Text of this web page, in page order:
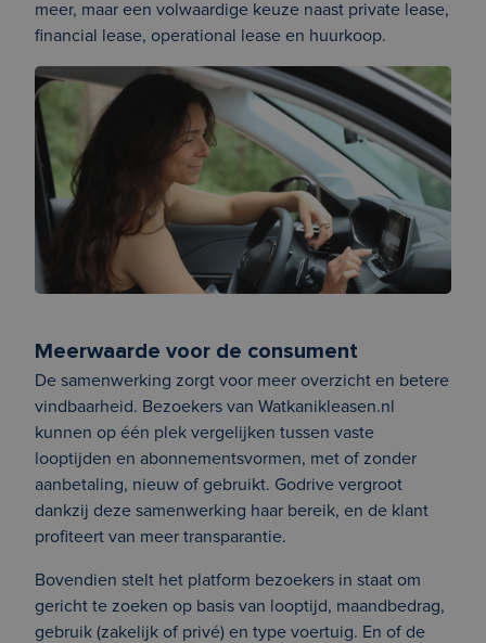
meer, maar een volwaardige keuze naast private lease,
financial lease, operational lease en huurkoop.
Meerwaarde voor de consument
De samenwerking zorgt voor meer overzicht en betere
vindbaarheid. Bezoekers van Watkanikleasen.nl
kunnen op één plek vergelijken tussen vaste
looptijden en abonnementsvormen, met of zonder
aanbetaling, nieuw of gebruikt. Godrive vergroot
dankzij deze samenwerking haar bereik, en de klant
profiteert van meer transparantie.
Bovendien stelt het platform bezoekers in staat om
gericht te zoeken op basis van looptijd, maandbedrag,
gebruik (zakelijk of privé) en type voertuig. En of de